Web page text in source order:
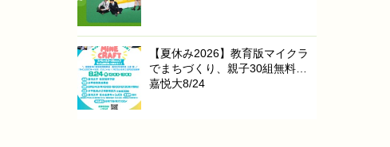
【夏休み2026】教育版マイクラ
でまちづくり、親子30組無料…
嘉悦大8/24